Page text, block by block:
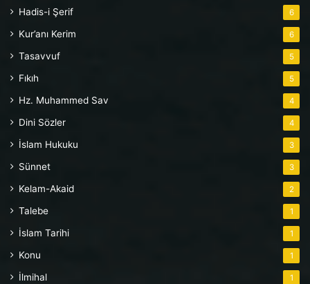
Hadis-i Şerif 6
Kur’anı Kerim 6
Tasavvuf 5
Fıkıh 5
Hz. Muhammed Sav 4
Dini Sözler 4
İslam Hukuku 3
Sünnet 3
Kelam-Akaid 2
Talebe 1
İslam Tarihi 1
Konu 1
İlmihal 1